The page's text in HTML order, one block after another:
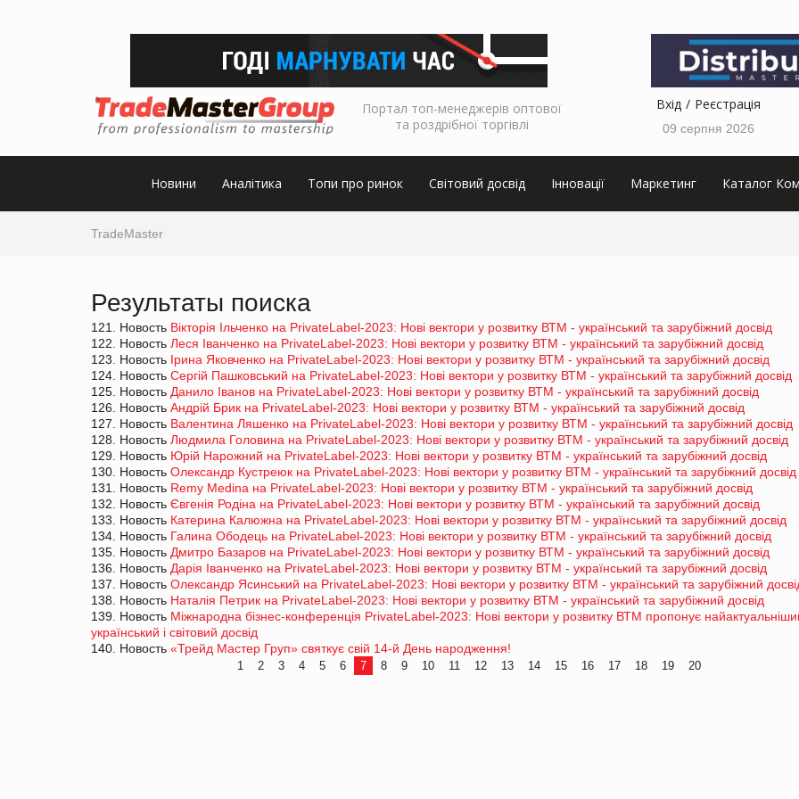
Портал топ-менеджерів оптової
та роздрібної торгівлі
Вхід Реєстрація
09 серпня 2026
Новини Аналітика Топи про ринок Світовий досвід Інновації Маркетинг Каталог
TradeMaster
Результаты поиска
121. Новость Вікторія Ільченко на PrivateLabel-2023: Нові вектори у розвитку ВТМ - український та зарубіжний досвід
122. Новость Леся Іванченко на PrivateLabel-2023: Нові вектори у розвитку ВТМ - український та зарубіжний досвід
123. Новость Ірина Яковченко на PrivateLabel-2023: Нові вектори у розвитку ВТМ - український та зарубіжний досвід
124. Новость Сергій Пашковський на PrivateLabel-2023: Нові вектори у розвитку ВТМ - український та зарубіжний досвід
125. Новость Данило Іванов на PrivateLabel-2023: Нові вектори у розвитку ВТМ - український та зарубіжний досвід
126. Новость Андрій Брик на PrivateLabel-2023: Нові вектори у розвитку ВТМ - український та зарубіжний досвід
127. Новость Валентина Ляшенко на PrivateLabel-2023: Нові вектори у розвитку ВТМ - український та зарубіжний досвід
128. Новость Людмила Головина на PrivateLabel-2023: Нові вектори у розвитку ВТМ - український та зарубіжний досвід
129. Новость Юрій Нарожний на PrivateLabel-2023: Нові вектори у розвитку ВТМ - український та зарубіжний досвід
130. Новость Олександр Кустреюк на PrivateLabel-2023: Нові вектори у розвитку ВТМ - український та зарубіжний досвід
131. Новость Remy Medina на PrivateLabel-2023: Нові вектори у розвитку ВТМ - український та зарубіжний досвід
132. Новость Євгенія Родіна на PrivateLabel-2023: Нові вектори у розвитку ВТМ - український та зарубіжний досвід
133. Новость Катерина Калюжна на PrivateLabel-2023: Нові вектори у розвитку ВТМ - український та зарубіжний досвід
134. Новость Галина Ободець на PrivateLabel-2023: Нові вектори у розвитку ВТМ - український та зарубіжний досвід
135. Новость Дмитро Базаров на PrivateLabel-2023: Нові вектори у розвитку ВТМ - український та зарубіжний досвід
136. Новость Дарія Іванченко на PrivateLabel-2023: Нові вектори у розвитку ВТМ - український та зарубіжний досвід
137. Новость Олександр Ясинський на PrivateLabel-2023: Нові вектори у розвитку ВТМ - український та зарубіжний
138. Новость Наталія Петрик на PrivateLabel-2023: Нові вектори у розвитку ВТМ - український та зарубіжний досвід
139. Новость Міжнародна бізнес-конференція PrivateLabel-2023: Нові вектори у розвитку ВТМ пропонує
український і світовий досвід
140. Новость «Трейд Мастер Груп» святкує свій 14-й День народження!
1 2 3 4 5 6 7 8 9 10 11 12 13 14 15 16 17 18 19 20